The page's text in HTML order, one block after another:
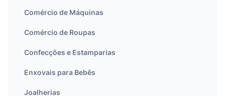
Comércio de Máquinas
Comércio de Roupas
Confecções e Estamparias
Enxovais para Bebês
Joalherias